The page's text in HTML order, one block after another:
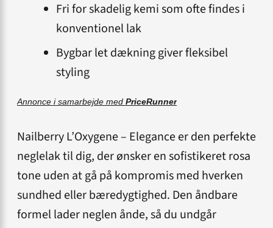
Fri for skadelig kemi som ofte findes i
konventionel lak
Bygbar let dækning giver fleksibel
styling
Annonce i samarbejde med PriceRunner
Nailberry L’Oxygene – Elegance er den perfekte
neglelak til dig, der ønsker en sofistikeret rosa
tone uden at gå på kompromis med hverken
sundhed eller bæredygtighed. Den åndbare
formel lader neglen ånde, så du undgår